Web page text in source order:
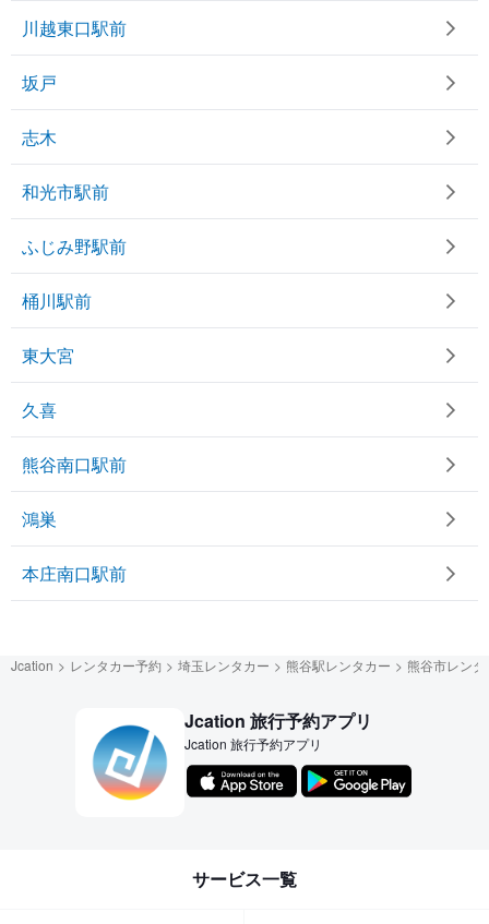
川越東口駅前
坂戸
志木
和光市駅前
ふじみ野駅前
桶川駅前
東大宮
久喜
熊谷南口駅前
鴻巣
本庄南口駅前
Jcation レンタカー予約 埼玉レンタカー 熊谷駅レンタカー 熊谷市レンタ
Jcation 旅行予約アプリ
Jcation 旅行予約アプリ
サービス一覧